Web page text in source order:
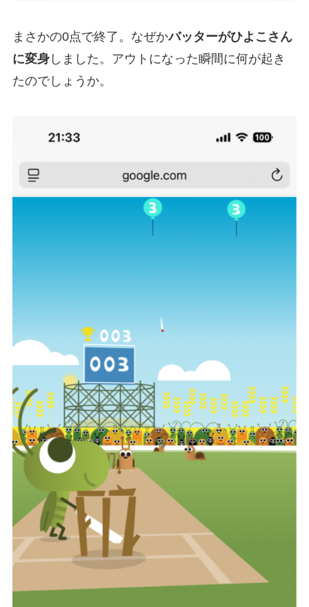
まさかの0点で終了。なぜかバッターがひよこさん
に変身しました。アウトになった瞬間に何が起き
たのでしょうか。